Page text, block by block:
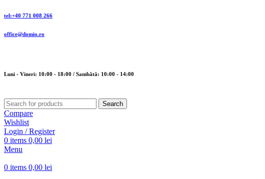
tel:+40 771 008 266
office@domio.ro
Luni - Vineri: 10:00 - 18:00 / Sambătă: 10:00 - 14:00
Search
Compare
Wishlist
Login / Register
0 items 0,00 lei
Menu
0 items 0,00 lei